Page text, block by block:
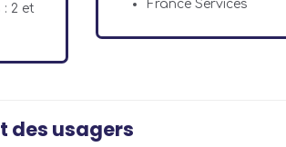
: 2 et
France Services
des usagers